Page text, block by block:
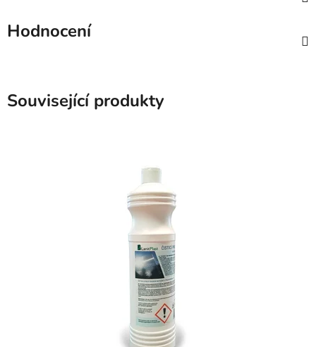
Hodnocení
Související produkty